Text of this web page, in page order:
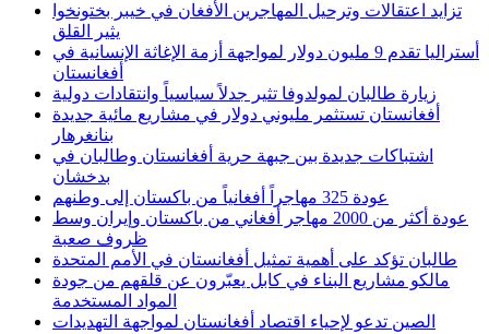
تزايد اعتقالات وترحيل المهاجرين الأفغان في خيبر بختونخوا
يثير القلق
أستراليا تقدم 9 مليون دولار لمواجهة أزمة الإغاثة الإنسانية في
أفغانستان
زيارة طالبان لمولدوفا تثير جدلاً سياسياً وانتقادات دولية
أفغانستان تستثمر مليوني دولار في مشاريع مائية جديدة
بنانغرهار
اشتباكات جديدة بين جبهة حرية أفغانستان وطالبان في
بدخشان
عودة 325 مهاجراً أفغانياً من باكستان إلى وطنهم
عودة أكثر من 2000 مهاجر أفغاني من باكستان وإيران وسط
ظروف صعبة
طالبان تؤكد على أهمية تمثيل أفغانستان في الأمم المتحدة
مالكو مشاريع البناء في كابل يعبّرون عن قلقهم من جودة
المواد المستخدمة
الصين تدعو لإحياء اقتصاد أفغانستان لمواجهة التهديدات